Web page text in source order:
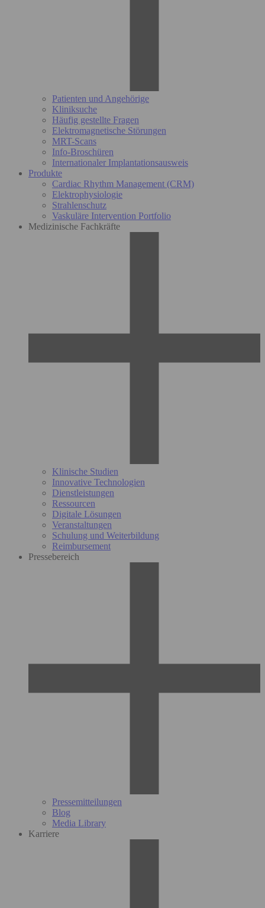
Patienten und Angehörige
Kliniksuche
Häufig gestellte Fragen
Elektromagnetische Störungen
MRT-Scans
Info-Broschüren
Internationaler Implantationsausweis
Produkte
Cardiac Rhythm Management (CRM)
Elektrophysiologie
Strahlenschutz
Vaskuläre Intervention Portfolio
Medizinische Fachkräfte
Klinische Studien
Innovative Technologien
Dienstleistungen
Ressourcen
Digitale Lösungen
Veranstaltungen
Schulung und Weiterbildung
Reimbursement
Pressebereich
Pressemitteilungen
Blog
Media Library
Karriere